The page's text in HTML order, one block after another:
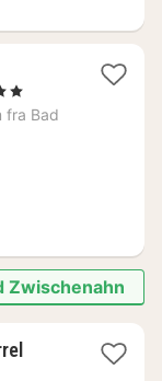
fra Bad
Zwischenahn
1